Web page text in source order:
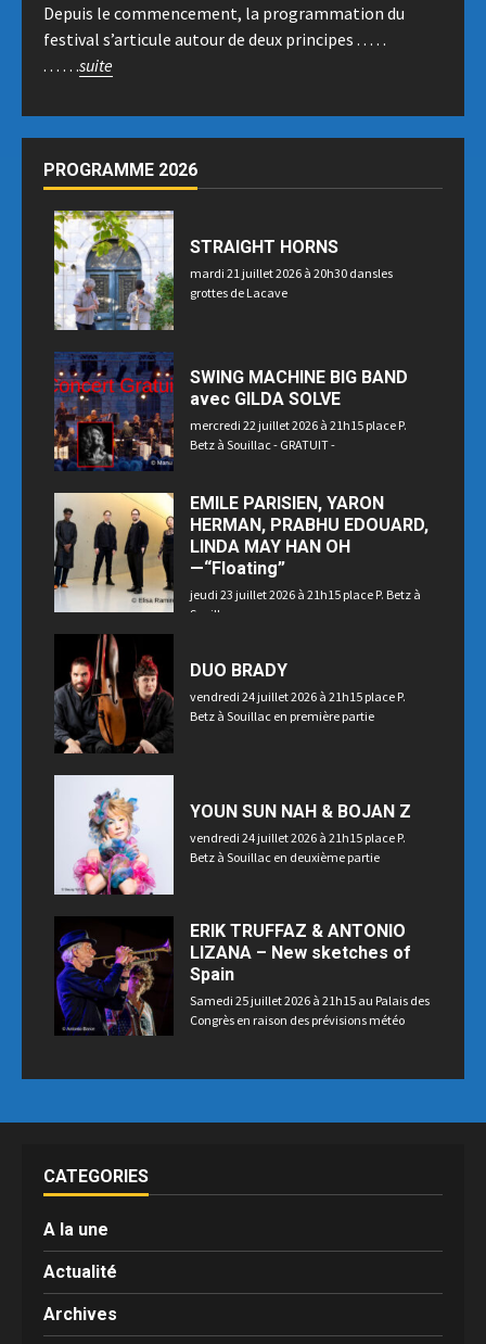
Depuis le commencement, la programmation du
festival s’articule autour de deux principes . . . . .
. . . . . .suite
PROGRAMME 2026
STRAIGHT HORNS
mardi 21 juillet 2026 à 20h30 dansles
grottes de Lacave
SWING MACHINE BIG BAND
avec GILDA SOLVE
mercredi 22 juillet 2026 à 21h15 place P.
Betz à Souillac - GRATUIT -
EMILE PARISIEN, YARON
HERMAN, PRABHU EDOUARD,
LINDA MAY HAN OH
—“Floating”
jeudi 23 juillet 2026 à 21h15 place P. Betz à
Souillac
DUO BRADY
vendredi 24 juillet 2026 à 21h15 place P.
Betz à Souillac en première partie
YOUN SUN NAH & BOJAN Z
vendredi 24 juillet 2026 à 21h15 place P.
Betz à Souillac en deuxième partie
ERIK TRUFFAZ & ANTONIO
LIZANA – New sketches of
Spain
Samedi 25 juillet 2026 à 21h15 au Palais des
Congrès en raison des prévisions météo
CATEGORIES
A la une
Actualité
Archives